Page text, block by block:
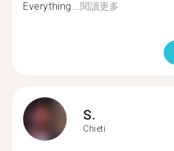
Everything...閱讀更多
S.
Chieti